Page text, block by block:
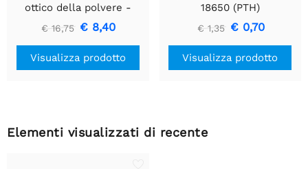
ottico della polvere -
GP2Y1010AU0F
€ 16,75 € 8,40
Visualizza prodotto
18650 (PTH)
€ 1,35 € 0,70
Visualizza prodotto
Elementi visualizzati di recente